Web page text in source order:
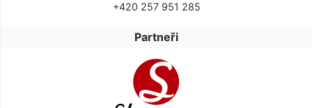
+420 257 951 285
Partneři